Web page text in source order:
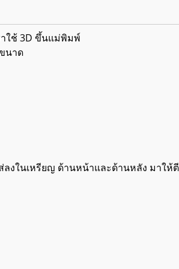
ใช้ 3D ขึ้นแม่พิมพ์
นาด
ในเหรียญ ด้านหน้าและด้านหลัง มาให้